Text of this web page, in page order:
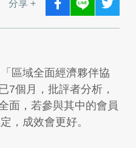
分享 +
區域全面經濟夥伴協
7個月，批評者分析，
面，若參與其中的會員
，成效會更好。